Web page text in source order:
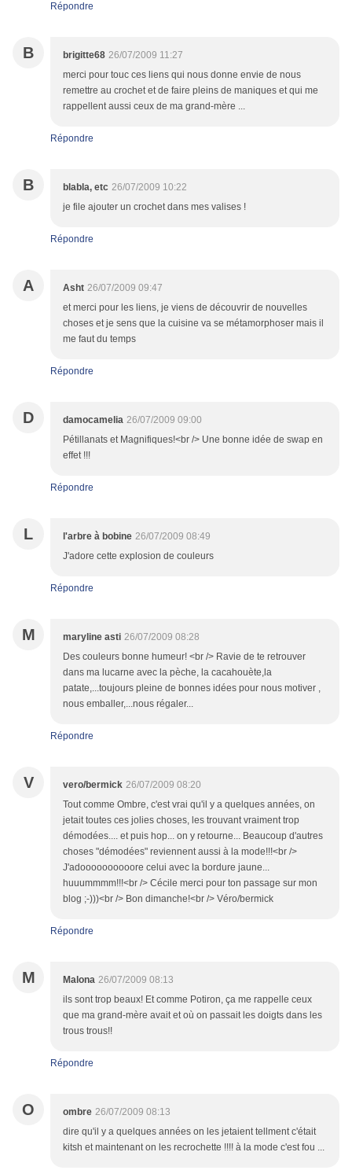
Répondre
B brigitte68 26/07/2009 11:27
merci pour touc ces liens qui nous donne envie de nous
remettre au crochet et de faire pleins de maniques et qui me
rappellent aussi ceux de ma grand-mère ...
Répondre
B blabla, etc 26/07/2009 10:22
je file ajouter un crochet dans mes valises !
Répondre
A Asht 26/07/2009 09:47
et merci pour les liens, je viens de découvrir de nouvelles
choses et je sens que la cuisine va se métamorphoser mais il
me faut du temps
Répondre
D damocamelia 26/07/2009 09:00
Pétillanats et Magnifiques!<br /> Une bonne idée de swap en
effet !!!
Répondre
L l'arbre à bobine 26/07/2009 08:49
J'adore cette explosion de couleurs
Répondre
M maryline asti 26/07/2009 08:28
Des couleurs bonne humeur! <br /> Ravie de te retrouver
dans ma lucarne avec la pèche, la cacahouète,la
patate,...toujours pleine de bonnes idées pour nous motiver ,
nous emballer,...nous régaler...
Répondre
V vero/bermick 26/07/2009 08:20
Tout comme Ombre, c'est vrai qu'il y a quelques années, on
jetait toutes ces jolies choses, les trouvant vraiment trop
démodées.... et puis hop... on y retourne... Beaucoup d'autres
choses "démodées" reviennent aussi à la mode!!!<br />
J'adoooooooooore celui avec la bordure jaune...
huuummmm!!!<br /> Cécile merci pour ton passage sur mon
blog ;-)))<br /> Bon dimanche!<br /> Véro/bermick
Répondre
M Malona 26/07/2009 08:13
ils sont trop beaux! Et comme Potiron, ça me rappelle ceux
que ma grand-mère avait et où on passait les doigts dans les
trous trous!!
Répondre
O ombre 26/07/2009 08:13
dire qu'il y a quelques années on les jetaient tellment c'était
kitsh et maintenant on les recrochette !!!! à la mode c'est fou ...